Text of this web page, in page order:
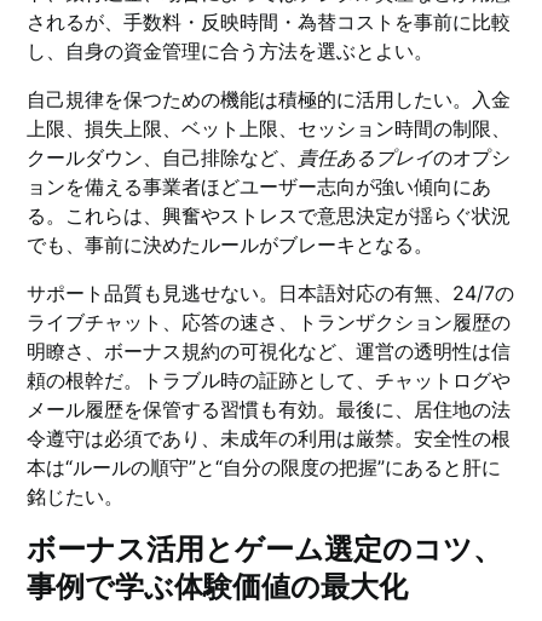
されるが、手数料・反映時間・為替コストを事前に比較
し、自身の資金管理に合う方法を選ぶとよい。
自己規律を保つための機能は積極的に活用したい。入金
上限、損失上限、ベット上限、セッション時間の制限、
クールダウン、自己排除など、 責任あるプレイのオプシ
ョンを備える事業者ほどユーザー志向が強い傾向にあ
る。これらは、興奮やストレスで意思決定が揺らぐ状況
でも、事前に決めたルールがブレーキとなる。
サポート品質も見逃せない。日本語対応の有無、24/7の
ライブチャット、応答の速さ、トランザクション履歴の
明瞭さ、ボーナス規約の可視化など、運営の透明性は信
頼の根幹だ。トラブル時の証跡として、チャットログや
メール履歴を保管する習慣も有効。最後に、居住地の法
令遵守は必須であり、未成年の利用は厳禁。安全性の根
本は“ルールの順守”と“自分の限度の把握”にあると肝に
銘じたい。
ボーナス活用とゲーム選定のコツ、
事例で学ぶ体験価値の最大化